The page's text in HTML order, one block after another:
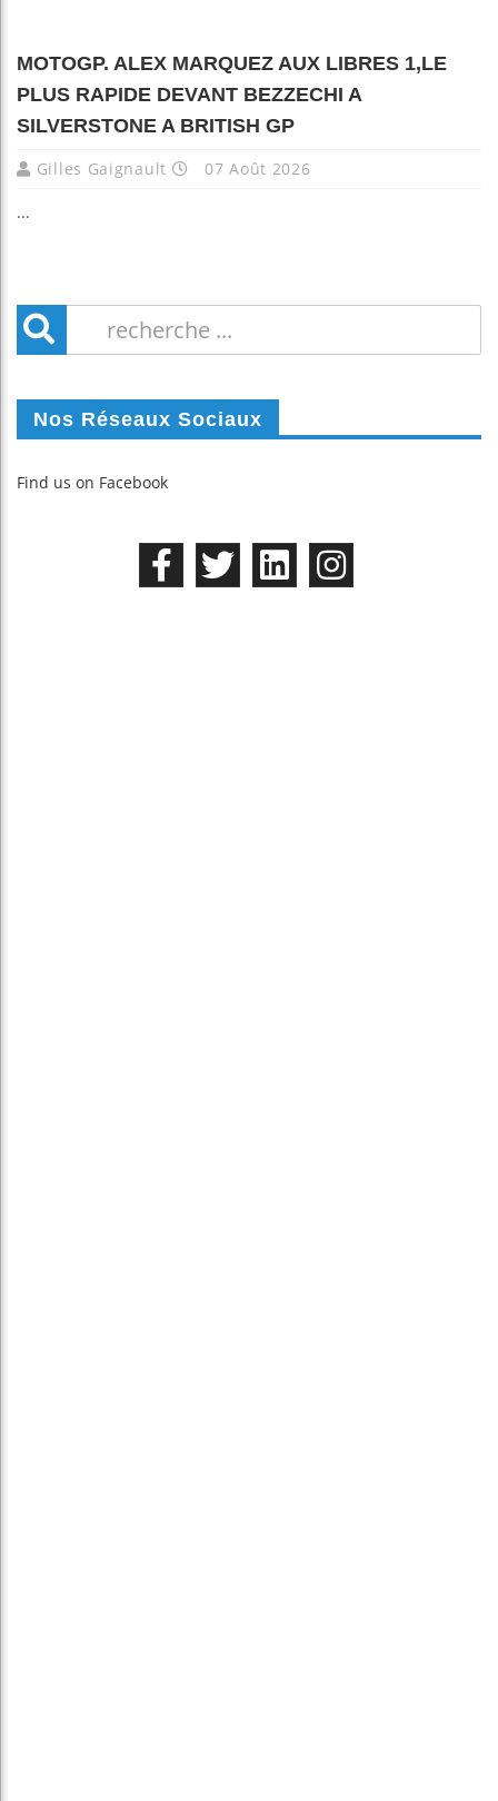
MOTOGP. ALEX MARQUEZ AUX LIBRES 1,LE
PLUS RAPIDE DEVANT BEZZECHI A
SILVERSTONE A BRITISH GP
Gilles Gaignault 07 Août 2026
...
Nos Réseaux Sociaux
Find us on Facebook